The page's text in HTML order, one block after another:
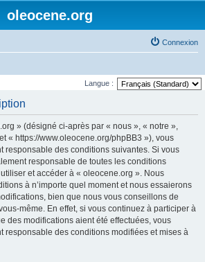
oleocene.org
Connexion
Langue :
» (désigné ci-après par « nous », « notre »,
« https://www.oleocene.org/phpBB3 »), vous
responsable des conditions suivantes. Si vous
responsable de toutes les conditions
et accéder à « oleocene.org ». Nous
à n’importe quel moment et nous essaierons
bien que nous vous conseillons de
même. En effet, si vous continuez à participer à
des modifications aient été effectuées, vous
responsable des conditions modifiées et mises à